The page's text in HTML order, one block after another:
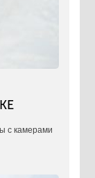
с камерами